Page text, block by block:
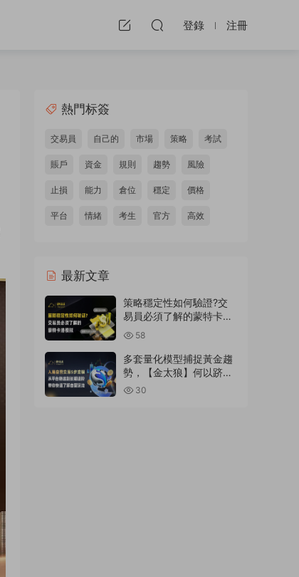
登錄 注冊
熱門标簽
交易員 自己的 市場 策略 考試
賬戶 資金 規則 趨勢 風險
止損 能力 倉位 穩定 價格
平台 情緒 考生 官方 高效
最新文章
策略穩定性如何驗證?交
易員必須了解的蒙特卡洛
模拟
58
多套量化模型捕捉黃金趨
勢，【金太狼】何以跻身
明星信号源榜單?
30